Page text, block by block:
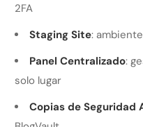
2FA
Staging Site:
Panel Centralizado:
solo lugar
Copias de Seguridad